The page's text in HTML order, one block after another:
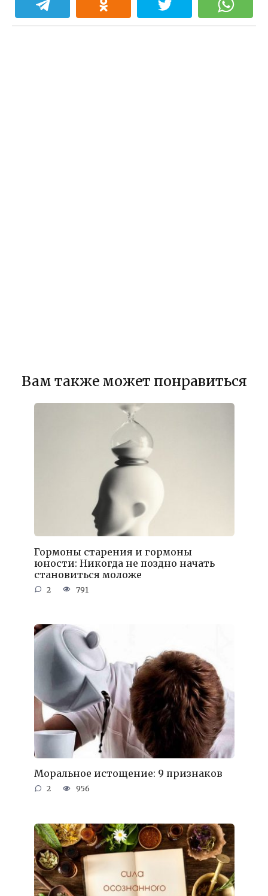
Вам также может понравиться
Гормоны старения и гормоны
юности: Никогда не поздно начать
становиться моложе
2 791
Моральное истощение: 9 признаков
2 956